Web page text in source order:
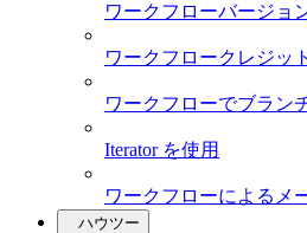
ワークフローバージョ
ワークフロークレジット
ワークフローでブラン
Iterator を使用
ワークフローによるメ
ハウツー